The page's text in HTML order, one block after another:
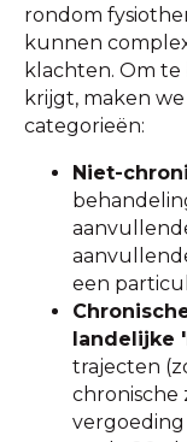
rondom
kunnen
klachten. Om te
krijgt, maken
categorieën:
Niet-
een
landelijke
trajecten
chronische